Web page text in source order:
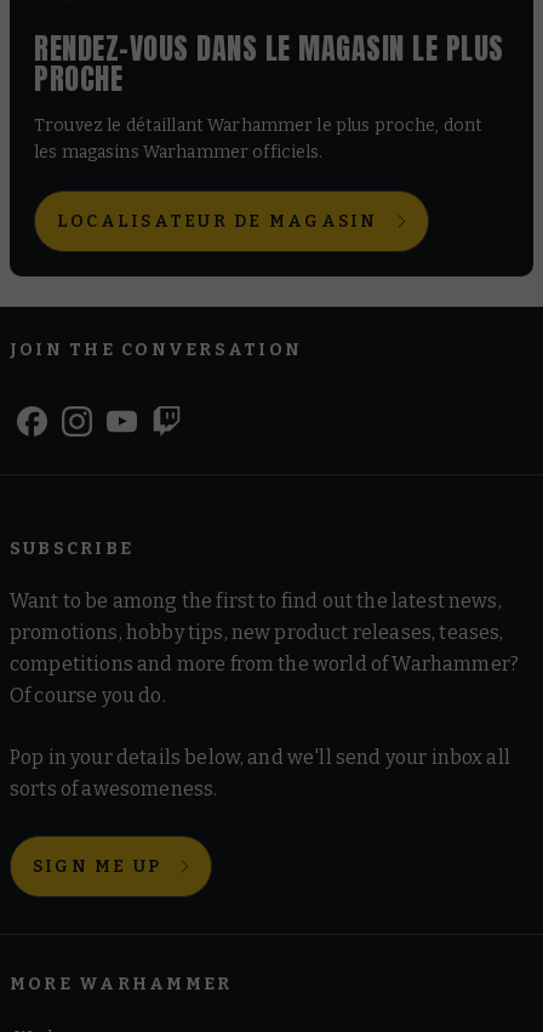
RENDEZ-VOUS DANS LE MAGASIN LE PLUS
PROCHE
Trouvez le détaillant Warhammer le plus proche, dont
les magasins Warhammer officiels.
LOCALISATEUR DE MAGASIN
JOIN THE CONVERSATION
SUBSCRIBE
Want to be among the first to find out the latest news,
promotions, hobby tips, new product releases, teases,
competitions and more from the world of Warhammer?
Of course you do.
Pop in your details below, and we'll send your inbox all
sorts of awesomeness.
SIGN ME UP
MORE WARHAMMER